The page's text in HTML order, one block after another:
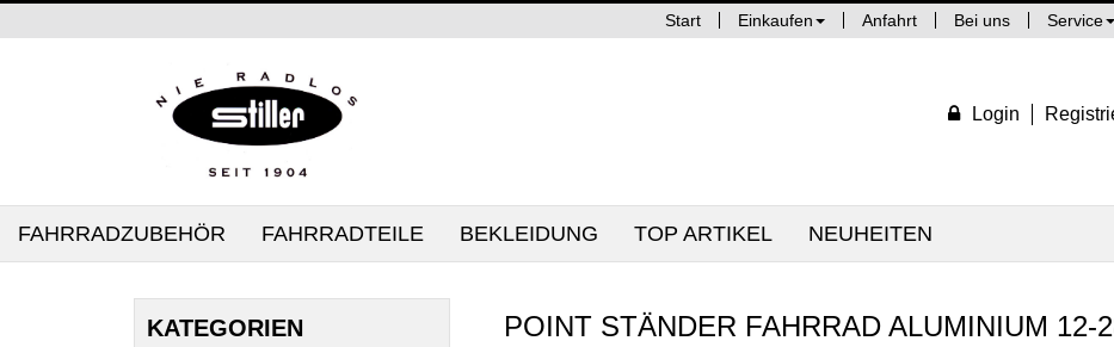
Start Einkaufen Anfahrt Bei uns Service
Login
FAHRRADZUBEHÖR FAHRRADTEILE BEKLEIDUNG TOP ARTIKEL NEUHEITEN
KATEGORIEN POINT STÄNDER FAHRRAD ALUMINIUM 12-